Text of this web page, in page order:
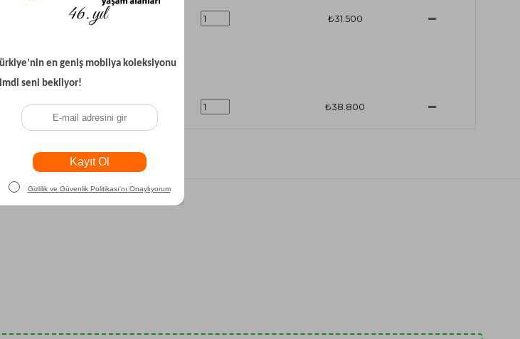
₺31.500
₺38.800 ₺38.800